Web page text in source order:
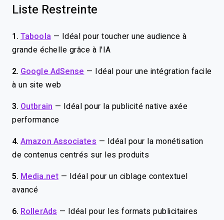
Liste Restreinte
1. Taboola —
Idéal pour toucher une audience à
grande échelle grâce à l'IA
2. Google AdSense —
Idéal pour une intégration facile
à un site web
3. Outbrain —
Idéal pour la publicité native axée
performance
4. Amazon Associates —
Idéal pour la monétisation
de contenus centrés sur les produits
5. Media.net —
Idéal pour un ciblage contextuel
avancé
6. RollerAds —
Idéal pour les formats publicitaires